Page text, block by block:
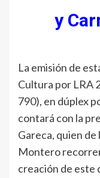
y
La emisión de
Cultura por LRA
790), en dúplex
contará con la
Gareca, quien de
Montero
creación de este